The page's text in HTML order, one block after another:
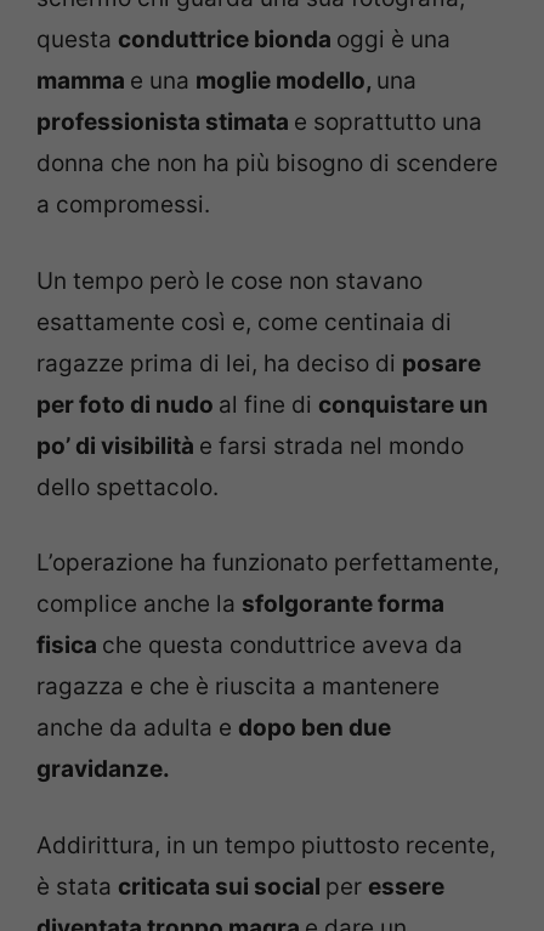
questa conduttrice bionda oggi è una
mamma e una moglie modello, una
professionista stimata e soprattutto una
donna che non ha più bisogno di scendere
a compromessi.
Un tempo però le cose non stavano
esattamente così e, come centinaia di
ragazze prima di lei, ha deciso di posare
per foto di nudo al fine di conquistare un
po’ di visibilità e farsi strada nel mondo
dello spettacolo.
L’operazione ha funzionato perfettamente,
complice anche la sfolgorante forma
fisica che questa conduttrice aveva da
ragazza e che è riuscita a mantenere
anche da adulta e dopo ben due
gravidanze.
Addirittura, in un tempo piuttosto recente,
è stata criticata sui social per essere